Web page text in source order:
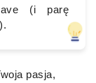
(i parę
pasja,